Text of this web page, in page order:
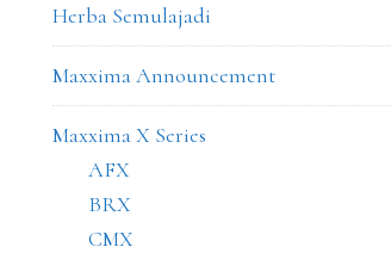
Herba Semulajadi
Maxxima Announcement
Maxxima X Series
AFX
BRX
CMX